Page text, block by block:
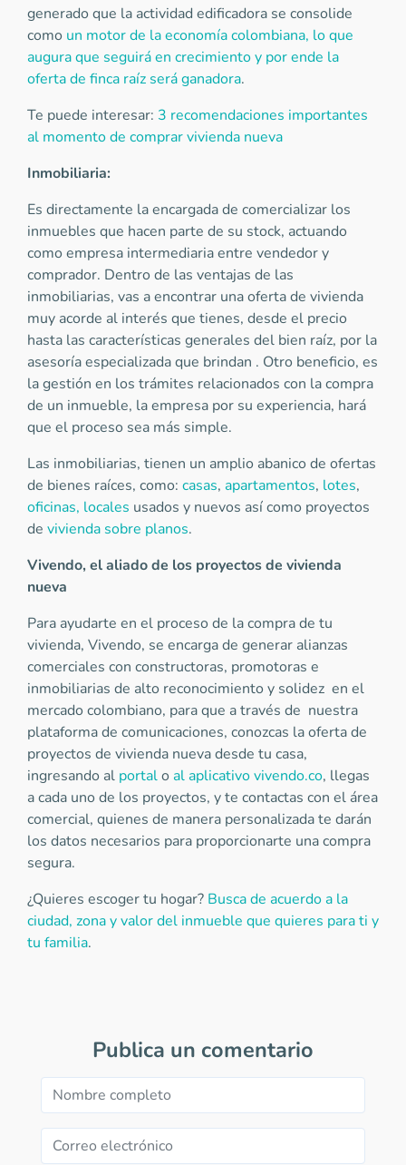
generado que la actividad edificadora se consolide
como un motor de la economía colombiana, lo que
augura que seguirá en crecimiento y por ende la
oferta de finca raíz será ganadora.
Te puede interesar: 3 recomendaciones importantes
al momento de comprar vivienda nueva
Inmobiliaria:
Es directamente la encargada de comercializar los
inmuebles que hacen parte de su stock, actuando
como empresa intermediaria entre vendedor y
comprador. Dentro de las ventajas de las
inmobiliarias, vas a encontrar una oferta de vivienda
muy acorde al interés que tienes, desde el precio
hasta las características generales del bien raíz, por la
asesoría especializada que brindan . Otro beneficio, es
la gestión en los trámites relacionados con la compra
de un inmueble, la empresa por su experiencia, hará
que el proceso sea más simple.
Las inmobiliarias, tienen un amplio abanico de ofertas
de bienes raíces, como: casas, apartamentos, lotes,
oficinas, locales usados y nuevos así como proyectos
de vivienda sobre planos.
Vivendo, el aliado de los proyectos de vivienda
nueva
Para ayudarte en el proceso de la compra de tu
vivienda, Vivendo, se encarga de generar alianzas
comerciales con constructoras, promotoras e
inmobiliarias de alto reconocimiento y solidez en el
mercado colombiano, para que a través de nuestra
plataforma de comunicaciones, conozcas la oferta de
proyectos de vivienda nueva desde tu casa,
ingresando al portaloal aplicativo vivendo.co, llegas
a cada uno de los proyectos, y te contactas con el área
comercial, quienes de manera personalizada te darán
los datos necesarios para proporcionarte una compra
segura.
¿Quieres escoger tu hogar? Busca de acuerdo a la
ciudad, zona y valor del inmueble que quieres para ti y
tu familia.
Publica un comentario